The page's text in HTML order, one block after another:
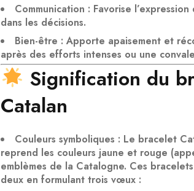
Communication : Favorise l’expression
dans les décisions.
Bien-être : Apporte apaisement et
après des efforts intenses ou une
Signification du
Catalan
Couleurs symboliques : Le bracelet
reprend les couleurs jaune et rouge
emblèmes de la Catalogne. Ces
deux en formulanttrois vœux :